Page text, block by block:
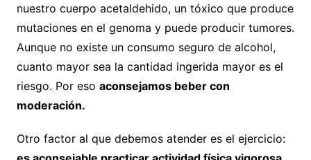
nuestro cuerpo acetaldehido, un tóxico que produce
mutaciones en el genoma y puede producir tumores.
Aunque no existe un consumo seguro de alcohol,
cuanto mayor sea la cantidad ingerida mayor es el
riesgo. Por eso aconsejamos beber con
moderación.
Otro factor al que debemos atender es el ejercicio: